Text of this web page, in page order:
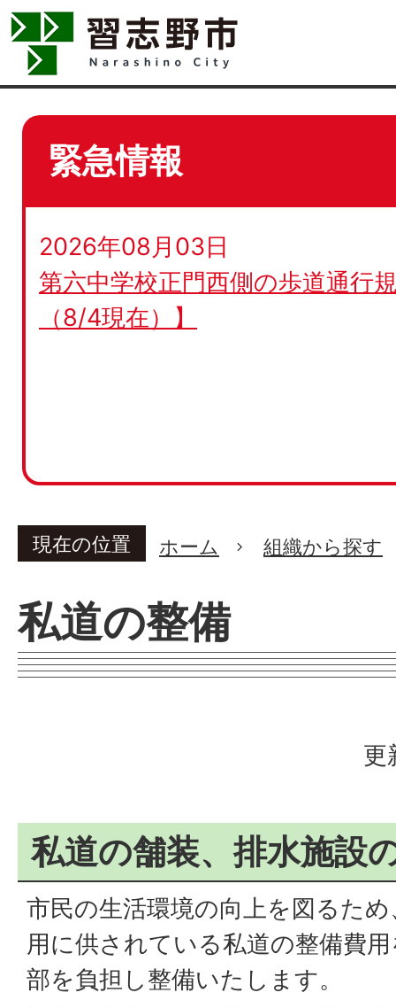
緊急情報
2026年08月03日
第六中学校正門西側の歩道通行
（8/4現在）】
現在の位置 ホーム 組織から探す
私道の整備
更
私道の舗装、排水施設
市民の生活環境の向上を図るた
用に供されている私道の整備費
部を負担し整備いたします。